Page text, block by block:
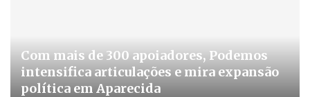
Com mais de 300 apoiadores, Podemos
intensifica articulações e mira expansão
política em Aparecida